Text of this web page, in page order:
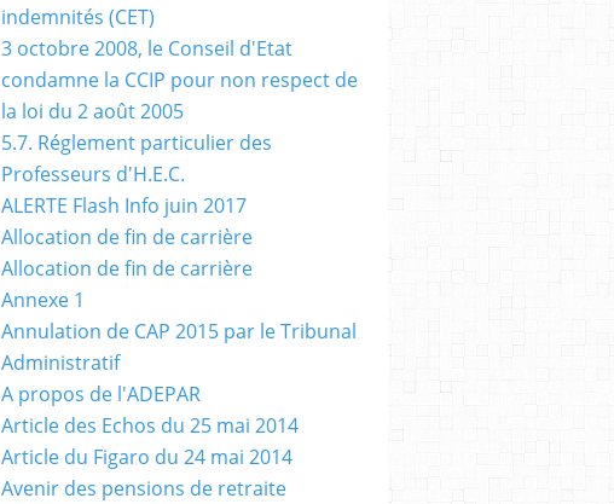
indemnités (CET)
3 octobre 2008, le Conseil d'Etat
condamne la CCIP pour non respect de
la loi du 2 août 2005
5.7. Réglement particulier des
Professeurs d'H.E.C.
ALERTE Flash Info juin 2017
Allocation de fin de carrière
Allocation de fin de carrière
Annexe 1
Annulation de CAP 2015 par le Tribunal
Administratif
A propos de l'ADEPAR
Article des Echos du 25 mai 2014
Article du Figaro du 24 mai 2014
Avenir des pensions de retraite